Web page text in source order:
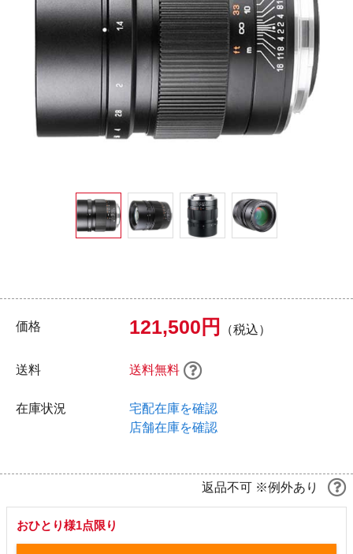
価格 121,500円 （税込）
送料 送料無料
在庫状況
宅配在庫を確認
店舗在庫を確認
返品不可 ※例外あり
おひとり様1点限り